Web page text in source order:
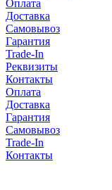
Оплата
Доставка
Самовывоз
Гарантия
Trade-In
Реквизиты
Контакты
Оплата
Доставка
Гарантия
Самовывоз
Trade-In
Контакты